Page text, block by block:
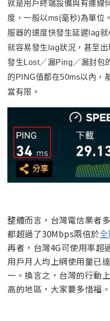
就是用戶終端設備與有連線
度，一般以ms(毫秒)為單位
服器的速度快發生延遲lag
就容易發生lag狀況，甚至
發生Lost／漏Ping／漏封包
的PING值都在50ms以內，
當有限。
整體而言，台灣電信業者
都超過了30Mbps兩倍於
再者，台灣4G可使用率超
用戶月人均上網使用量已
一。換言之，台灣的行動
高的地區，大家要多惜福。